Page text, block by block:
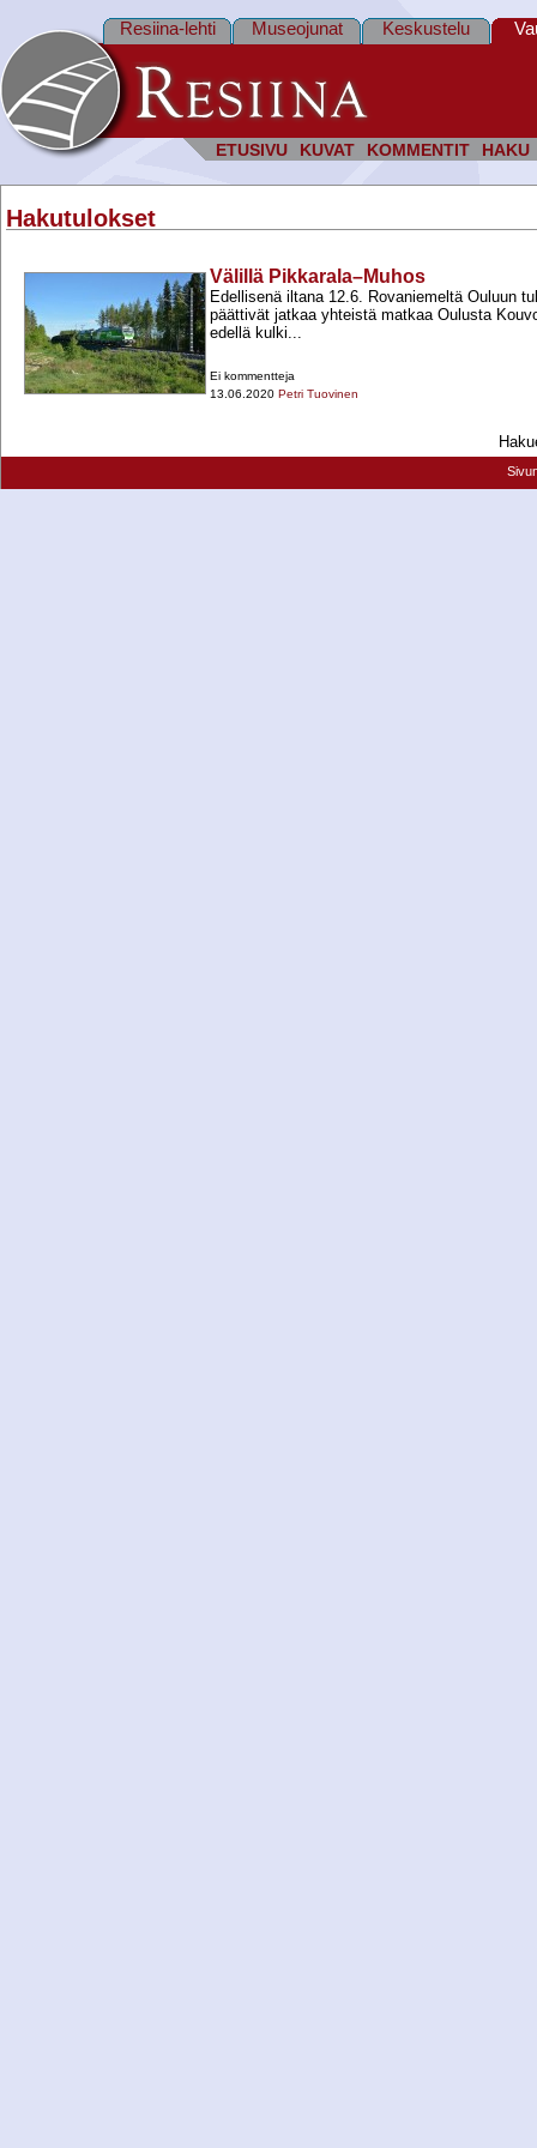
ETUSIVU KUVAT KOMMENTIT HAKU
Resiina-lehti Museojunat Keskustelu
Hakutulokset
Välillä Pikkarala–Muhos
Edellisenä iltana 12.6. Rovaniemeltä Ouluun
päättivät jatkaa yhteistä matkaa Oulusta
edellä kulki...
Ei kommentteja
13.06.2020 Petri Tuovinen